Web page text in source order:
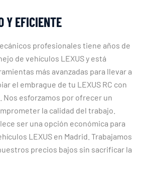
Y EFICIENTE
profesionales tiene años de
de vehículos LEXUS y está
más avanzadas para llevar a
el embrague de tu LEXUS RC con
Nos esforzamos por ofrecer un
la calidad del trabajo.
ser una opción económica para
LEXUS en Madrid. Trabajamos
precios bajos sin sacrificar la